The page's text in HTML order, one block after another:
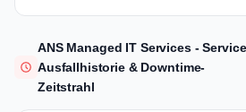
ANS Managed IT Services -
Ausfallhistorie & Downtime-
Zeitstrahl